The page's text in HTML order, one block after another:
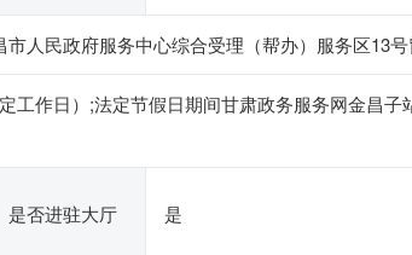
人民政府服务中心综合受理（帮办）服务区13号
工作日）;法定节假日期间甘肃政务服务网金昌
是否进驻大厅 是